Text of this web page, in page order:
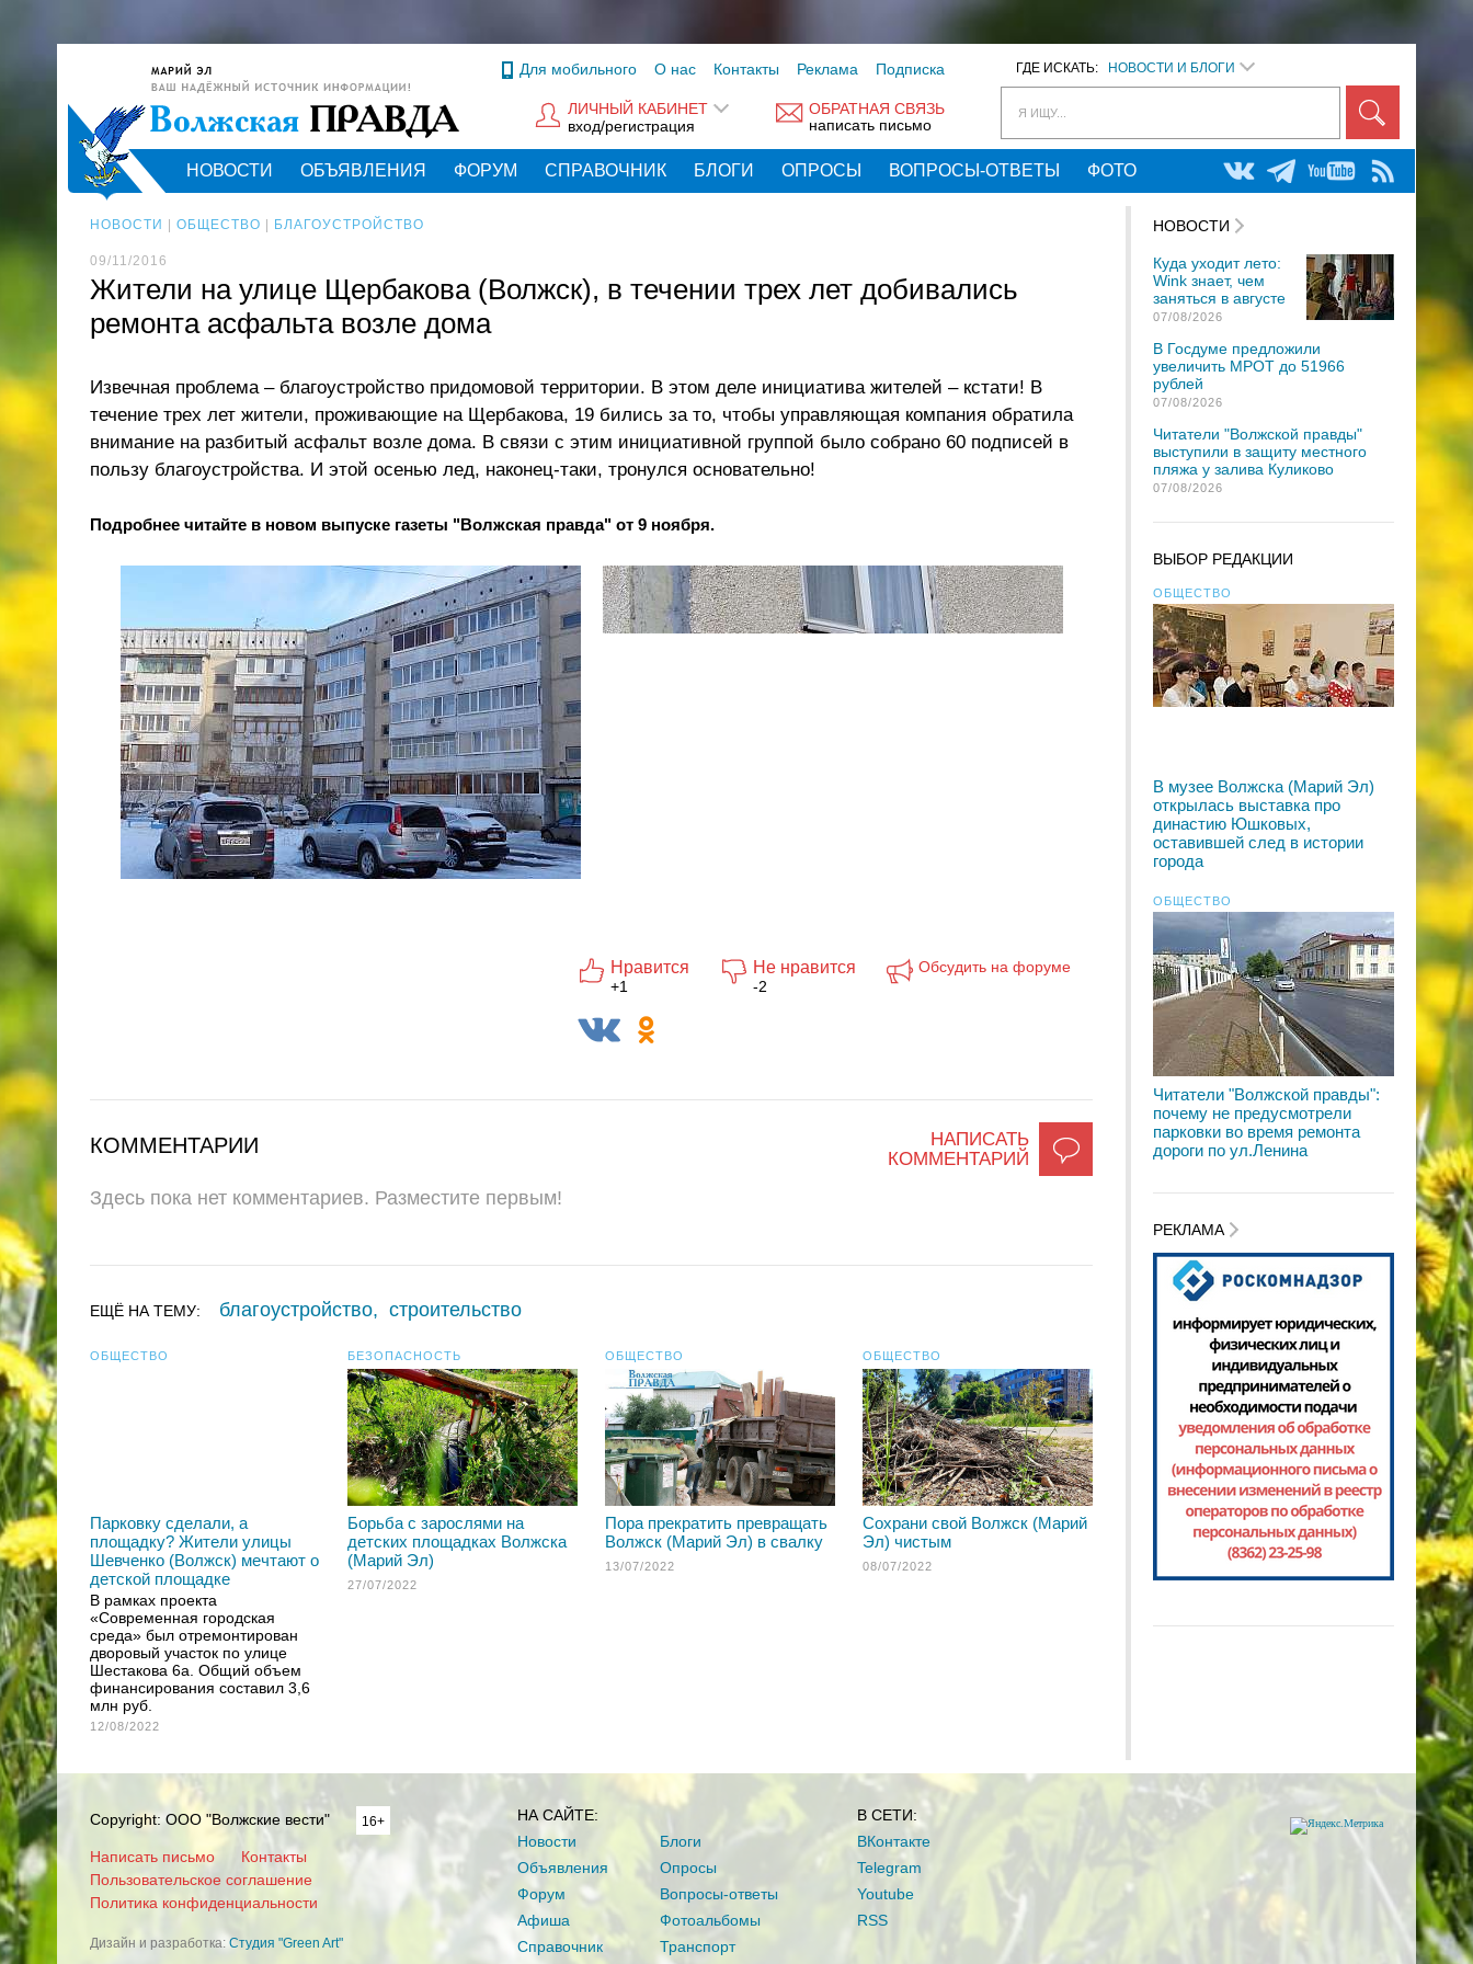
ГДЕ ИСКАТЬ: НОВОСТИ И БЛОГИ
Я ИЩУ...
Для мобильного О нас Контакты Реклама Подписка
ОБРАТНАЯ СВЯЗЬ
написать письмо
ЛИЧНЫЙ КАБИНЕТ
вход/регистрация
НОВОСТИ ОБЪЯВЛЕНИЯ ФОРУМ СПРАВОЧНИК БЛОГИ ОПРОСЫ ВОПРОСЫ-ОТВЕТЫ ФОТО
НОВОСТИ ОБЩЕСТВО БЛАГОУСТРОЙСТВО
09/11/2016
Жители на улице Щербакова (Волжск), в течении трех лет добивались
ремонта асфальта возле дома
Извечная проблема – благоустройство придомовой территории. В этом деле инициатива жителей – кстати! В
течение трех лет жители, проживающие на Щербакова, 19 бились за то, чтобы управляющая компания обратила
внимание на разбитый асфальт возле дома. В связи с этим инициативной группой было собрано 60 подписей в
пользу благоустройства. И этой осенью лед, наконец-таки, тронулся основательно!
Подробнее читайте в новом выпуске газеты "Волжская правда" от 9 ноября.
Нравится
+1
Не нравится
-2
Обсудить на форуме
НАПИСАТЬ
КОММЕНТАРИЙ
КОММЕНТАРИИ
Здесь пока нет комментариев. Разместите первым!
ЕЩЁ НА ТЕМУ: благоустройство, строительство
ОБЩЕСТВО
Парковку сделали, а
площадку? Жители улицы
Шевченко (Волжск) мечтают о
детской площадке
В рамках проекта
«Современная городская
среда» был отремонтирован
дворовый участок по улице
Шестакова 6а. Общий объем
финансирования составил 3,6
млн руб.
12/08/2022
БЕЗОПАСНОСТЬ
Борьба с зарослями на
детских площадках Волжска
(Марий Эл)
27/07/2022
ОБЩЕСТВО
Пора прекратить превращать
Волжск (Марий Эл) в свалку
13/07/2022
ОБЩЕСТВО
Сохрани свой Волжск (Марий
Эл) чистым
08/07/2022
НОВОСТИ
Куда уходит лето:
Wink знает, чем
заняться в августе
07/08/2026
В Госдуме предложили
увеличить МРОТ до 51966
рублей
07/08/2026
Читатели "Волжской правды"
выступили в защиту местного
пляжа у залива Куликово
07/08/2026
ВЫБОР РЕДАКЦИИ
ОБЩЕСТВО
В музее Волжска (Марий Эл)
открылась выставка про
династию Юшковых,
оставившей след в истории
города
ОБЩЕСТВО
Читатели "Волжской правды":
почему не предусмотрели
парковки во время ремонта
дороги по ул.Ленина
РЕКЛАМА
Copyright: ООО "Волжские вести" 16+
Написать письмо
Контакты
Пользовательское соглашение
Политика конфиденциальности
Дизайн и разработка: Студия "Green Art"
НА САЙТЕ:
Новости
Объявления
Форум
Афиша
Справочник
Блоги
Опросы
Вопросы-ответы
Фотоальбомы
Транспорт
В СЕТИ:
ВКонтакте
Telegram
Youtube
RSS